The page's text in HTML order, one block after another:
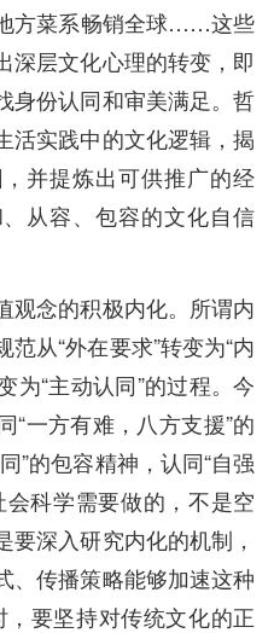
方菜系畅销全球……这些
深层文化心理的转变，即
身份认同和审美满足。哲
活实践中的文化逻辑，揭
并提炼出可供推广的经
从容、包容的文化自信
观念的积极内化。所谓内
从“外在要求”转变为“内
为“主动认同”的过程。今
“一方有难，八方支援”的
”的包容精神，认同“自强
科学需要做的，不是空
深入研究内化的机制，
、传播策略能够加速这种
，要坚持对传统文化的正